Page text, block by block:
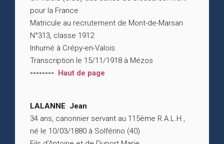
pour la France
Matricule au recrutement de Mont-de-Marsan
N°313, classe 1912
Inhumé à Crépy-en-Valois
Transcription le 15/11/1918 à Mézos
-------- Haut de page
LALANNE Jean
34 ans, canonnier servant au 115ème R.A.L.H.,
né le 10/03/1880 à Solférino (40)